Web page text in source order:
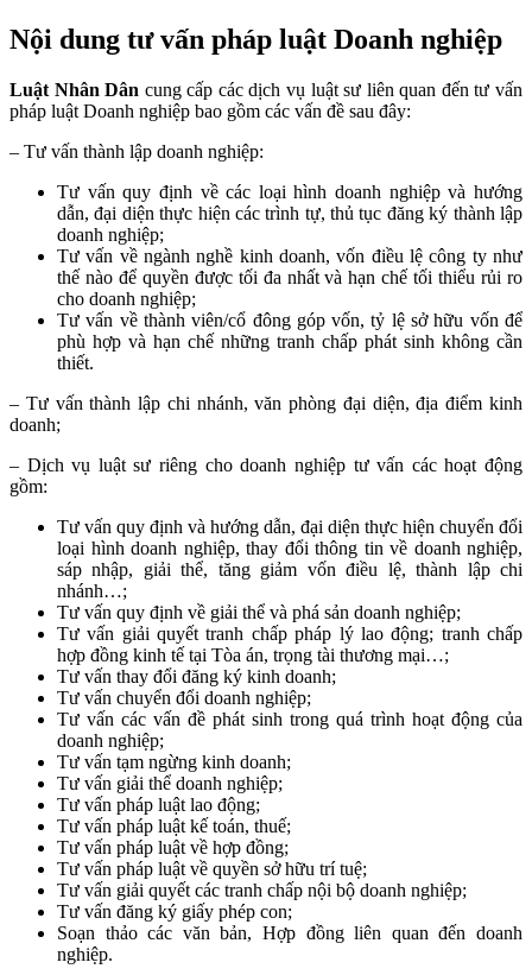
Nội dung tư vấn pháp luật Doanh nghiệp
Luật Nhân Dân cung cấp các dịch vụ luật sư liên quan đến tư vấn
pháp luật Doanh nghiệp bao gồm các vấn đề sau đây:
– Tư vấn thành lập doanh nghiệp:
Tư vấn quy định về các loại hình doanh nghiệp và hướng
dẫn, đại diện thực hiện các trình tự, thủ tục đăng ký thành lập
doanh nghiệp;
Tư vấn về ngành nghề kinh doanh, vốn điều lệ công ty như
thế nào để quyền được tối đa nhất và hạn chế tối thiểu rủi ro
cho doanh nghiệp;
Tư vấn về thành viên/cổ đông góp vốn, tỷ lệ sở hữu vốn để
phù hợp và hạn chế những tranh chấp phát sinh không cần
thiết.
– Tư vấn thành lập chi nhánh, văn phòng đại diện, địa điểm kinh
doanh;
– Dịch vụ luật sư riêng cho doanh nghiệp tư vấn các hoạt động
gồm:
Tư vấn quy định và hướng dẫn, đại diện thực hiện chuyển đổi
loại hình doanh nghiệp, thay đổi thông tin về doanh nghiệp,
sáp nhập, giải thể, tăng giảm vốn điều lệ, thành lập chi
nhánh…;
Tư vấn quy định về giải thể và phá sản doanh nghiệp;
Tư vấn giải quyết tranh chấp pháp lý lao động; tranh chấp
hợp đồng kinh tế tại Tòa án, trọng tài thương mại…;
Tư vấn thay đổi đăng ký kinh doanh;
Tư vấn chuyển đổi doanh nghiệp;
Tư vấn các vấn đề phát sinh trong quá trình hoạt động của
doanh nghiệp;
Tư vấn tạm ngừng kinh doanh;
Tư vấn giải thể doanh nghiệp;
Tư vấn pháp luật lao động;
Tư vấn pháp luật kế toán, thuế;
Tư vấn pháp luật về hợp đồng;
Tư vấn pháp luật về quyền sở hữu trí tuệ;
Tư vấn giải quyết các tranh chấp nội bộ doanh nghiệp;
Tư vấn đăng ký giấy phép con;
Soạn thảo các văn bản, Hợp đồng liên quan đến doanh
nghiệp.